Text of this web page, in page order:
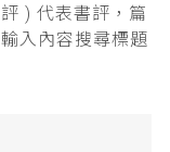
) 代表書評，篇
入內容搜尋標題